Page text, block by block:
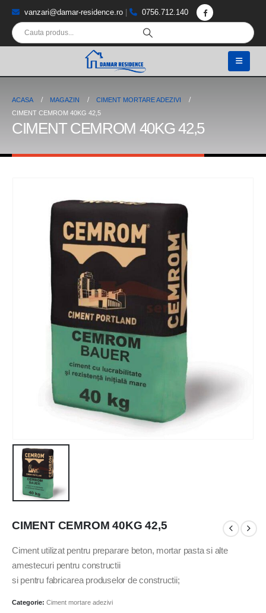
vanzari@damar-residence.ro 0756.712.140
ACASA MAGAZIN
CIMENT MORTARE ADEZIVI
CIMENT CEMROM 40KG 42,5
CIMENT CEMROM 40KG 42,5
CIMENT CEMROM 40KG 42,5
Ciment utilizat pentru preparare beton, mortar pasta si alte
amestecuri pentru constructii
si pentru fabricarea produselor de constructii;
Categorie: Ciment mortare adezivi